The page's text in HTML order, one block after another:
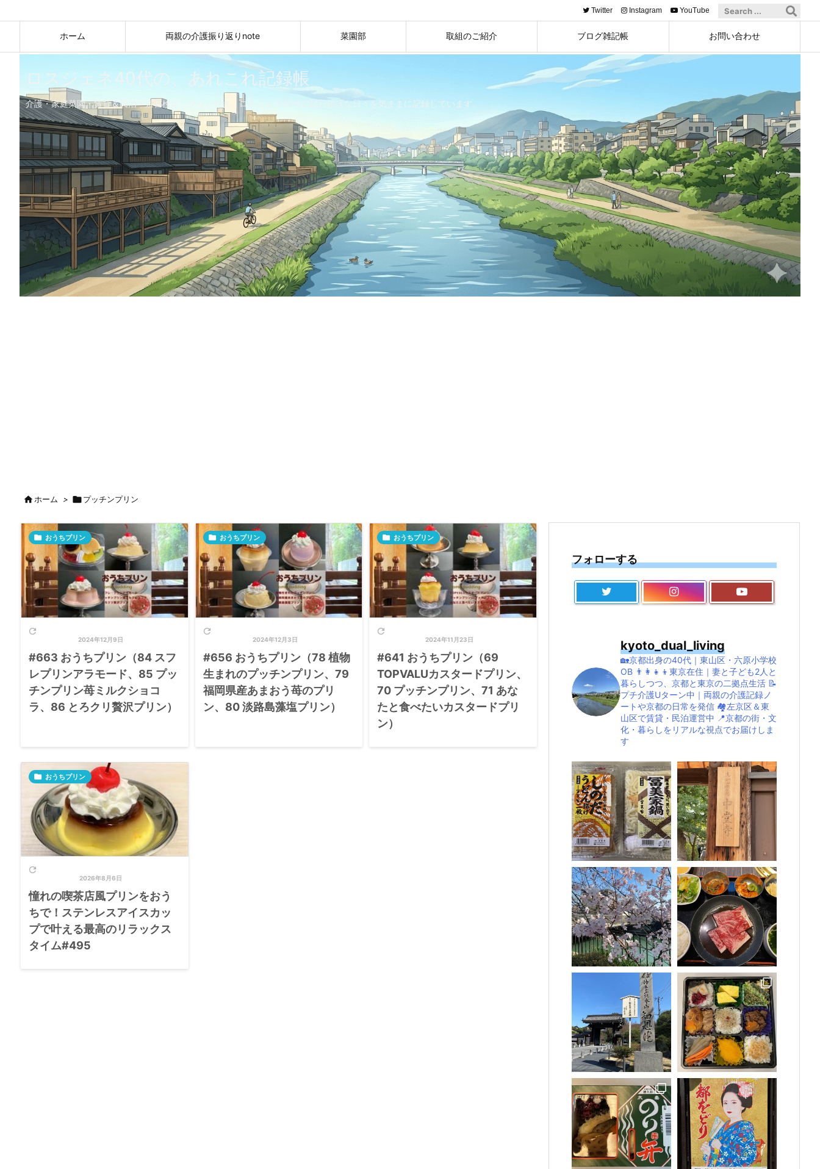
ホーム 両親の介護振り返りnote 菜園部 取組のご紹介 ブログ雑記帳 お問い合わせ
Twitter Instagram YouTube
ロスジェネ40代の、あれこれ記録帳
介護・家庭菜園・賃貸＆民泊・京都検定・プリン好き。ロスジェネ40代の試行錯誤な日々を気ままに記録しています。
ホーム > プッチンプリン

2024年12月9日
 おうちプリン
#663 おうちプリン（84 スフ
レプリンアラモード、85 プッ
チンプリン苺ミルクショコ
ラ、86 とろクリ贅沢プリン）

2024年12月3日
 おうちプリン
#656 おうちプリン（78 植物
生まれのプッチンプリン、79
福岡県産あまおう苺のプリ
ン、80 淡路島藻塩プリン）

2024年11月23日
 おうちプリン
#641 おうちプリン（69
TOPVALUカスタードプリン、
70 プッチンプリン、71 あな
たと食べたいカスタードプリ
ン）

2026年8月6日
 おうちプリン
憧れの喫茶店風プリンをおう
ちで！ステンレスアイスカッ
プで叶える最高のリラックス
タイム#495
フォローする
kyoto_dual_living
🏡京都出身の40代｜東山区・六原小学校
OB 👨‍👩‍👧‍👦東京在住｜妻と子ども2人と
暮らしつつ、京都と東京の二拠点生活 📝
プチ介護Uターン中｜両親の介護記録ノ
ートや京都の日常を発信 🏘左京区＆東
山区で賃貸・民泊運営中 📍京都の街・文
化・暮らしをリアルな視点でお届けしま
す